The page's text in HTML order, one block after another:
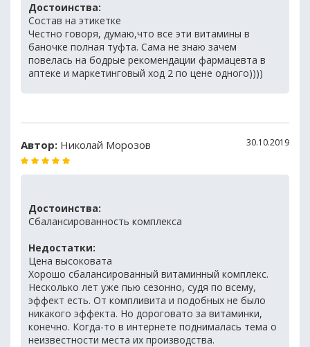
Достоинства:
Состав на этикетке
Честно говоря, думаю,что все эти витамины в
баночке полная туфта. Сама не знаю зачем
повелась на бодрые рекомендации фармацевта в
аптеке и маркетинговый ход 2 по цене одного))))
Автор: Николай Морозов 30.10.2019
Достоинства:
Сбалансированность комплекса
Недостатки:
Цена высоковата
Хорошо сбалансированный витаминный комплекс.
Несколько лет уже пью сезонно, судя по всему,
эффект есть. От компливита и подобных не было
никакого эффекта. Но дороговато за витаминки,
конечно. Когда-то в интернете поднималась тема о
неизвестности места их производства.